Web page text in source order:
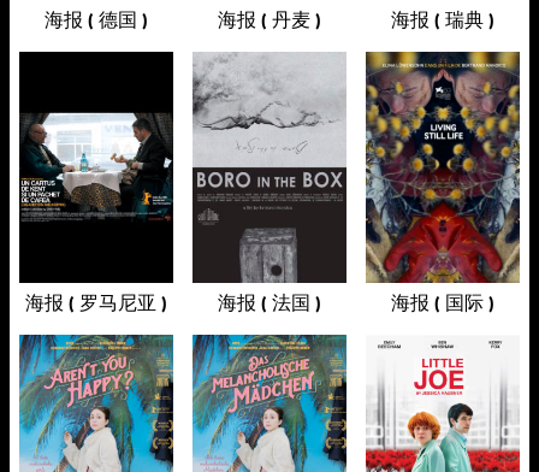
海报 ( 德国 ) 海报 ( 丹麦 ) 海报 ( 瑞典 )
海报 ( 罗马尼亚 ) 海报 ( 法国 ) 海报 ( 国际 )